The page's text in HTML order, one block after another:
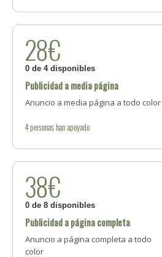
28€
0 de 4 disponibles
Publicidad a media página
Anuncio a media página a todo color
4personashan apoyado
38€
0 de 8 disponibles
Publicidad a página completa
Anuncio a página completa a todo
color